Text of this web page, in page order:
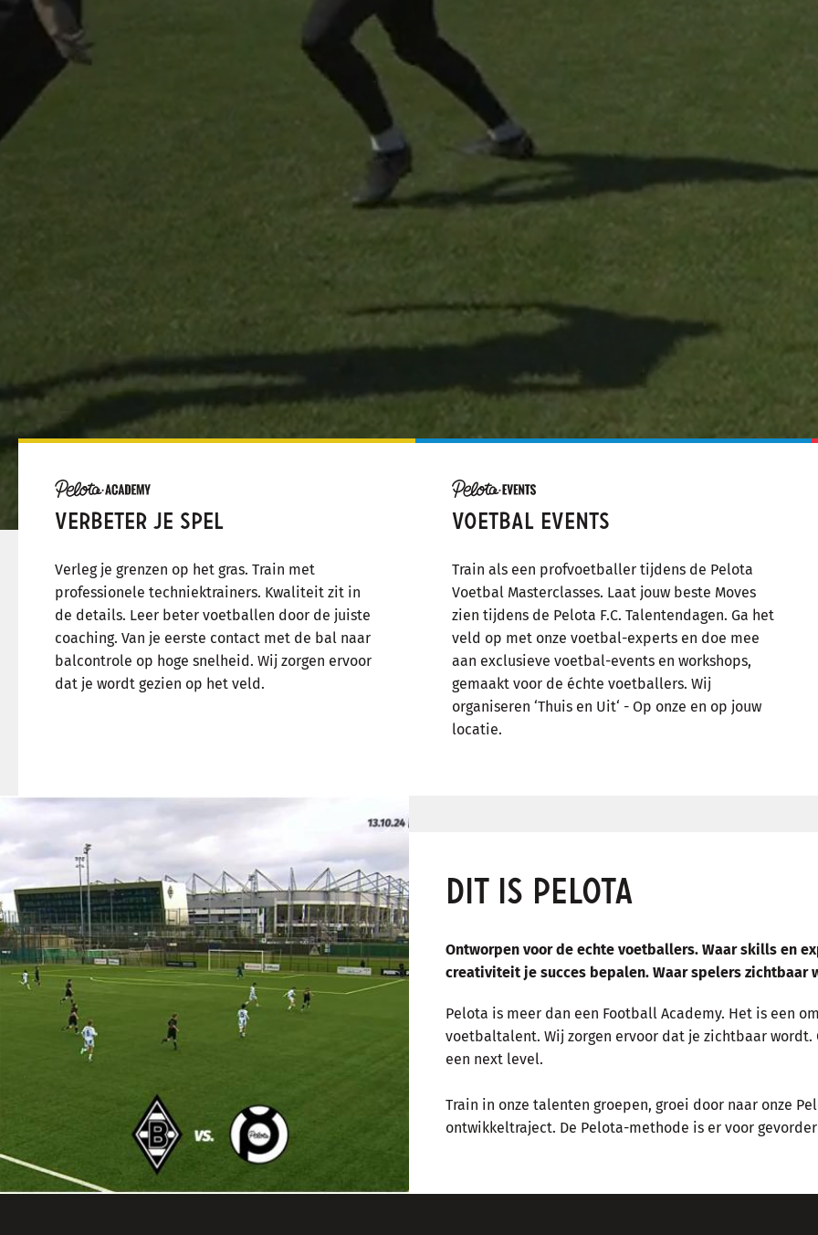
VERBETER JE SPEL
Verleg je grenzen op het gras. Train met
professionele techniektrainers. Kwaliteit zit in
de details. Leer beter voetballen door de juiste
coaching. Van je eerste contact met de bal naar
balcontrole op hoge snelheid. Wij zorgen ervoor
dat je wordt gezien op het veld.
VOETBAL EVENTS
Train als een profvoetballer tijdens de Pelota
Voetbal Masterclasses. Laat jouw beste Moves
zien tijdens de Pelota F.C. Talentendagen. Ga het
veld op met onze voetbal-experts en doe mee
aan exclusieve voetbal-events en workshops,
gemaakt voor de échte voetballers. Wij
organiseren ‘Thuis en Uit‘ - Op onze en op jouw
locatie.
DIT IS PELOTA
Ontworpen voor de echte voetballers. Waar skills en
creativiteit je succes bepalen. Waar spelers zichtbaar
Pelota is meer dan een Football Academy. Het is een
voetbaltalent. Wij zorgen ervoor dat je zichtbaar
een next level.
Train in onze talenten groepen, groei door naar onze
ontwikkeltraject. De Pelota-methode is er voor